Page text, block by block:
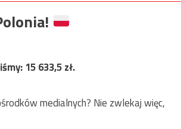
15 633,5zł.
medialnych? Nie zwlekaj więc,